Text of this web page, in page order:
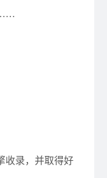
……
收录，并取得好